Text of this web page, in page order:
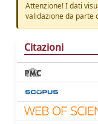
Attenzione! I dati
validazione da parte
Citazioni